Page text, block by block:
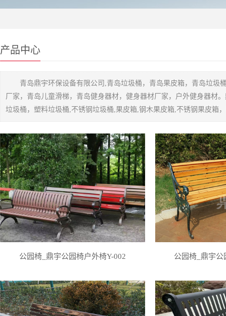
产品中心
青岛鼎宇环保设备有限公司,青岛垃圾桶，青岛果皮箱，青岛垃
厂家，青岛儿童滑梯，青岛健身器材，健身器材厂家，户外健身器材
垃圾桶，塑料垃圾桶,不锈钢垃圾桶,果皮箱,钢木果皮箱,不锈钢果皮箱
公园椅_鼎宇公园椅户外椅Y-002 公园椅_鼎宇公